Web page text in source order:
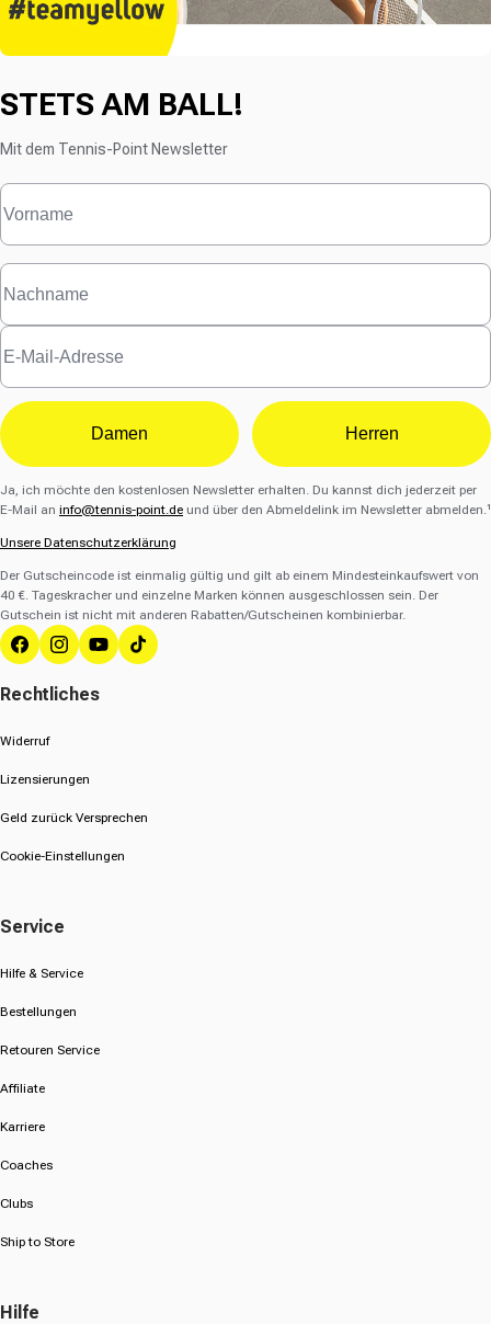
STETS AM BALL!
Mit dem Tennis-Point Newsletter
Damen Herren
Ja, ich möchte den kostenlosen Newsletter erhalten. Du kannst dich jederzeit per
E-Mail an info@tennis-point.de und über den Abmeldelink im Newsletter abmelden.¹
Unsere Datenschutzerklärung
Der Gutscheincode ist einmalig gültig und gilt ab einem Mindesteinkaufswert von
40 €. Tageskracher und einzelne Marken können ausgeschlossen sein. Der
Gutschein ist nicht mit anderen Rabatten/Gutscheinen kombinierbar.
FacebookInstagram
YouTubeTikTok
Rechtliches
Widerruf
Lizensierungen
Geld zurück Versprechen
Cookie-Einstellungen
Service
Hilfe & Service
Bestellungen
Retouren Service
Affiliate
Karriere
Coaches
Clubs
Ship to Store
Hilfe